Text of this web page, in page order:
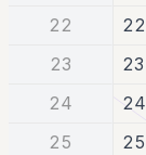
22
22
23
23
24
24
25
25